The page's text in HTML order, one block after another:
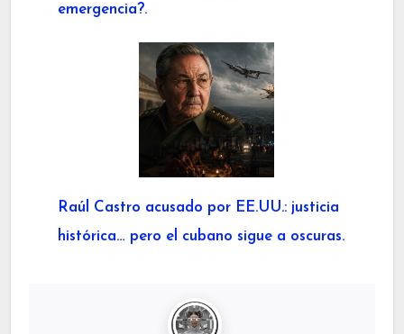
emergencia?.
Raúl Castro acusado por EE.UU.: justicia
histórica… pero el cubano sigue a oscuras.